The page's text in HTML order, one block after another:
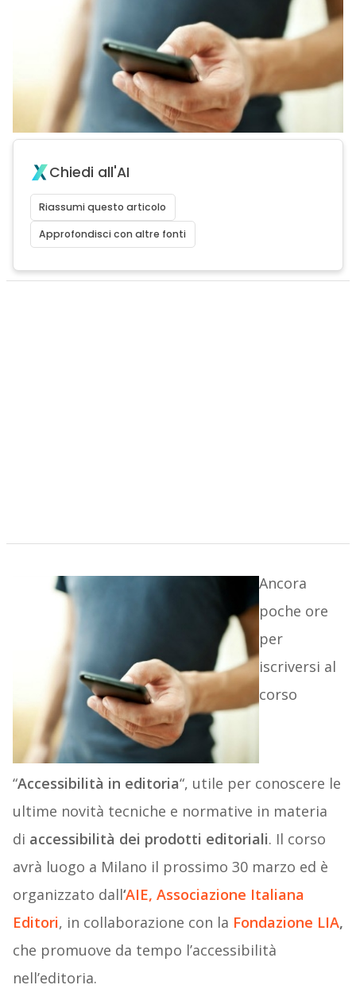
Chiedi all'AI
Riassumi questo articolo
Approfondisci con altre fonti
Ancora
poche ore
per
iscriversi al
corso
“Accessibilità in editoria“, utile per conoscere le
ultime novità tecniche e normative in materia
di accessibilità dei prodotti editoriali. Il corso
avrà luogo a Milano il prossimo 30 marzo ed è
organizzato dall‘AIE, Associazione Italiana
Editori, in collaborazione con la Fondazione LIA,
che promuove da tempo l’accessibilità
nell’editoria.